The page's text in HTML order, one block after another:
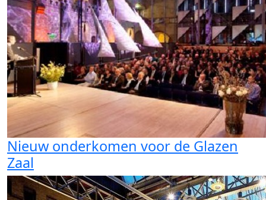
Nieuw onderkomen voor de Glazen
Zaal